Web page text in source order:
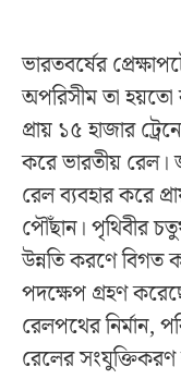
ভারতবর্ষের
অপরিসীম তা হয়তো
প্রায় ১৫ হাজার
করে ভারতীয় রেল।
রেল ব্যবহার করে
পৌঁছান। পৃথিবীর
উন্নতি করণে বিগত
পদক্ষেপ গ্রহণ
রেলপথের নির্মান,
রেলের